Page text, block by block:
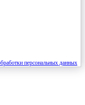
персональных данных